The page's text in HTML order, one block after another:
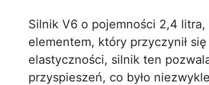
Silnik V6 o pojemności 2,4
elementem, który przyczynił
elastyczności, silnik ten
przyspieszeń, co było